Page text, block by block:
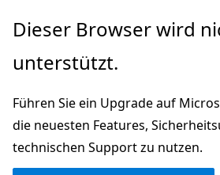
Zu
wechseln
Zur
springen
Dieser Browser wird
unterstützt.
Führen Sie ein Upgrade auf
die neuesten Features,
technischen Support zu nutzen.